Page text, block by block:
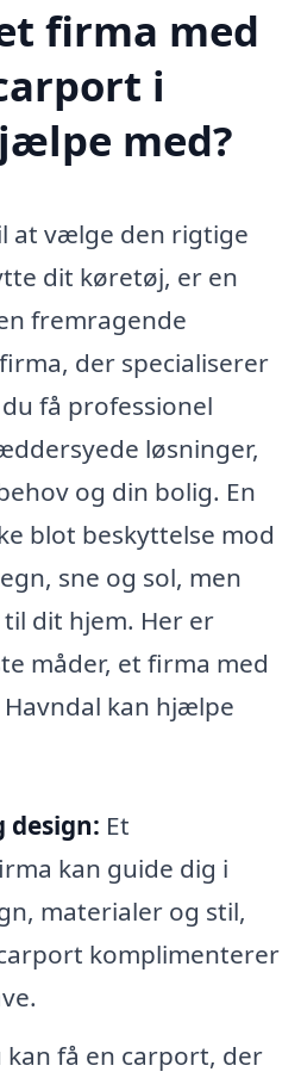
firma med
i
med?
at vælge den rigtige
dit køretøj, er en
fremragende
der specialiserer
få professionel
løsninger,
og din bolig. En
blot beskyttelse mod
sne og sol, men
dit hjem. Her er
måder, et firma med
kan hjælpe
design: Et
kan guide dig i
materialer og stil,
komplimenterer
kan få en carport, der